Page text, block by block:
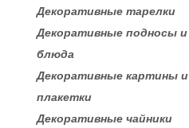
Декоративные тарелки
Декоративные подносы и
блюда
Декоративные картины и
плакетки
Декоративные чайники